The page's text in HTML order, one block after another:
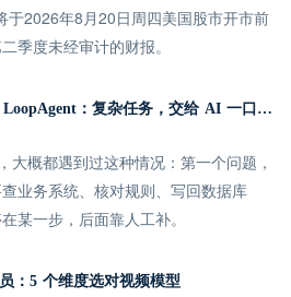
于2026年8月20日周四美国股市开市前
季度未经审计的财报。
极光旗下 GPTBots.ai 上新 LoopAgent：复杂任务，交给 AI 一口气跑完
概都遇到过这种情况：第一个问题，
业务系统、核对规则、写回数据库
一步，后面靠人工补。
：5 个维度选对视频模型